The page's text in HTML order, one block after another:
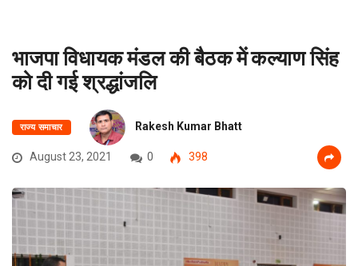
भाजपा विधायक मंडल की बैठक में कल्याण सिंह
को दी गई श्रद्धांजलि
राज्य समाचार Rakesh Kumar Bhatt
August 23, 2021 0 398